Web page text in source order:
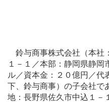
鈴与商事株式会社（本社
１－１／本部：静岡県静
ル／資本金：２０億円／代
下、鈴与商事）の子会社で
地：長野県佐久市中込１－